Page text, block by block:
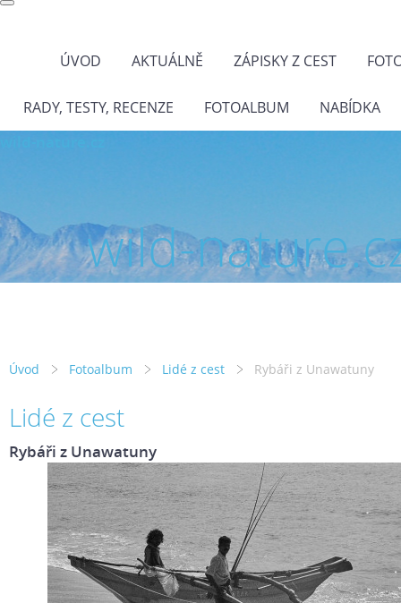
ÚVOD AKTUÁLNĚ ZÁPISKY Z CEST
RADY, TESTY, RECENZE FOTOALBUM NABÍDKA
wild-
Úvod Fotoalbum Lidé z cest Rybáři z Unawatuny
Lidé z cest
Rybáři z Unawatuny